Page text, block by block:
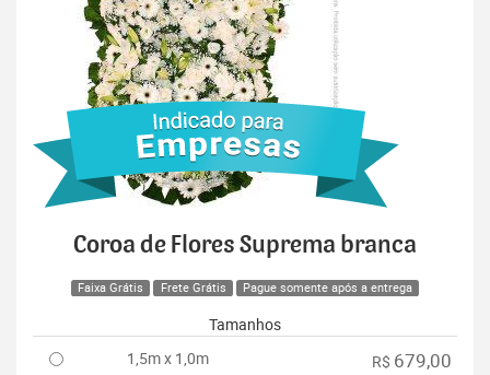
Coroa de Flores Suprema branca
Faixa Grátis Frete Grátis Pague somente após a entrega
Tamanhos
1,5m x 1,0m
R$ 679,00